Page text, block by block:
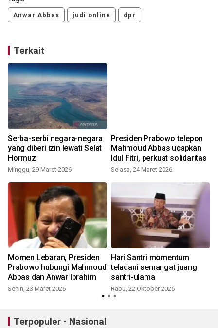
Anwar Abbas judi online dpr
Terkait
Serba-serbi negara-negara
yang diberi izin lewati Selat
Hormuz
Minggu, 29 Maret 2026
Presiden Prabowo telepon
Mahmoud Abbas ucapkan
Idul Fitri, perkuat solidaritas
Selasa, 24 Maret 2026
Momen Lebaran, Presiden
Prabowo hubungi Mahmoud
Abbas dan Anwar Ibrahim
Senin, 23 Maret 2026
Hari Santri momentum
teladani semangat juang
santri-ulama
Rabu, 22 Oktober 2025
Terpopuler - Nasional